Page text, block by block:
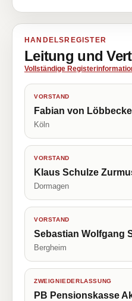
HANDELSREGISTER
Leitung und
Vollständige
VORSTAND
Fabian von Löbbecke
Köln
VORSTAND
Klaus Schulze
Dormagen
VORSTAND
Sebastian Wolfgang
Bergheim
ZWEIGNIEDERLASSUNG
PB Pensionskasse